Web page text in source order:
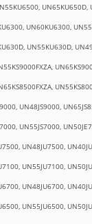
UN65KU650D,
UN60KU6300,
UN55KU630D,
UN48JS9000,
UN55JS7000,
UN48JU7500,
UN55JU7100,
UN48JU6700,
UN55JU6500,